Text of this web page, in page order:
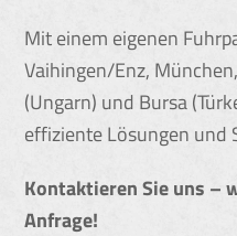
Mit einem eigenen
Vaihingen/Enz,
(Ungarn) und Bursa
effiziente Lösungen und
Kontaktieren Sie uns –
Anfrage!